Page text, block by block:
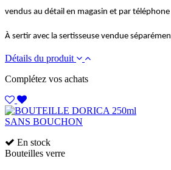
vendus au détail en magasin et par téléphone
À sertir avec la sertisseuse vendue
Détails du produit
Complétez vos achats
En stock
Bouteilles verre